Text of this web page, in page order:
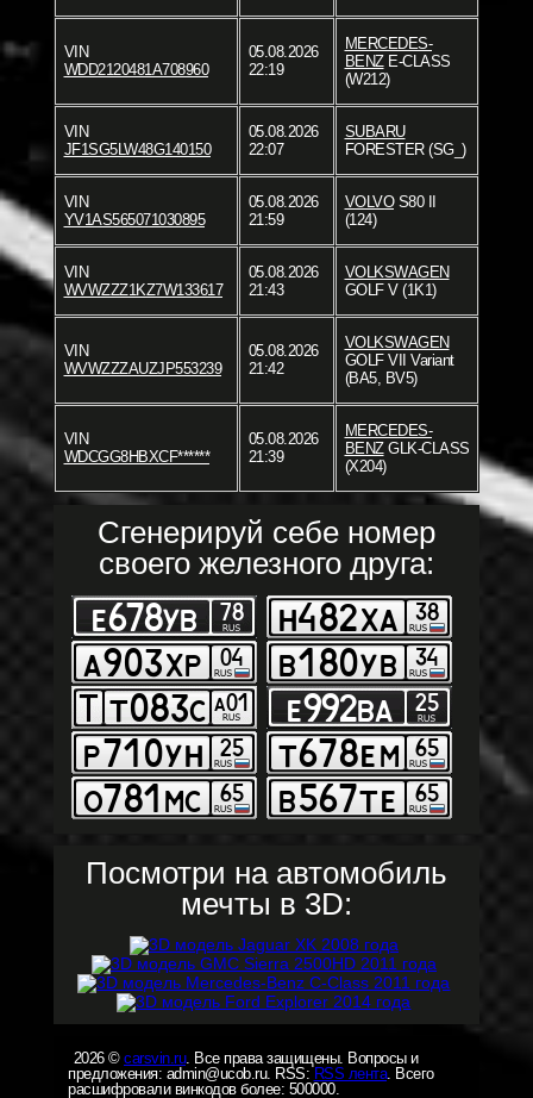
VIN
WDD2120481A708960
05.08.2026
22:19
MERCEDES-
BENZE-CLASS
(W212)
VIN
JF1SG5LW48G140150
05.08.2026
22:07
SUBARU
FORESTER (SG_)
VIN
YV1AS565071030895
05.08.2026
21:59
VOLVOS80 II
(124)
VIN
WVWZZZ1KZ7W133617
05.08.2026
21:43
VOLKSWAGEN
GOLF V (1K1)
VIN
WVWZZZAUZJP553239
05.08.2026
21:42
VOLKSWAGEN
GOLF VII Variant
(BA5, BV5)
VIN
WDCGG8HBXCF******
05.08.2026
21:39
MERCEDES-
BENZGLK-CLASS
(X204)
Сгенерируй себе номер
своего железного друга:
Посмотри на автомобиль
мечты в 3D:
2026 © carsvin.ru. Все права защищены. Вопросы и
предложения: admin@ucob.ru. RSS:RSS лента. Всего
расшифровали винкодов более: 500000.